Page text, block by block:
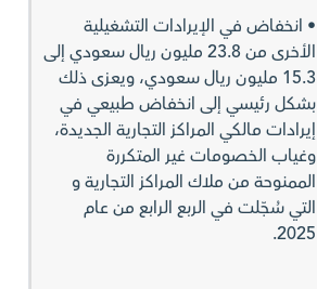
• انخفاض في الإيرادات التشغيلية
الأخرى من 23.8 مليون ريال سعودي إلى
15.3 مليون ريال سعودي، ويعزى ذلك
بشكل رئيسي إلى انخفاض طبيعي في
إيرادات مالكي المراكز التجارية الجديدة،
وغياب الخصومات غير المتكررة
الممنوحة من ملاك المراكز التجارية و
التي سُجّلت في الربع الرابع من عام
2025.